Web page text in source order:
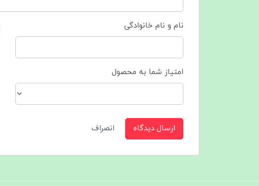
نام و نام خانوادگی
امتیاز شما به محصول
ارسال دیدگاه انصراف